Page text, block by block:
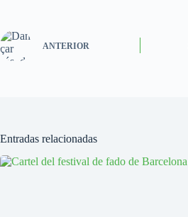
ANTERIOR
Entradas relacionadas